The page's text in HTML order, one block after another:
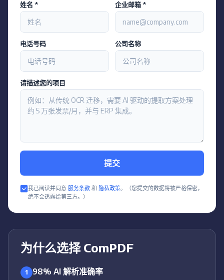
为什么选择 ComPDF
1
98% AI 解析准确率
姓名 * 企业邮箱 *
电话号码 公司名称
请描述您的项目
提交
我已阅读并同意 服务条款 和 隐私政策。（您提交的数据将被严格保密，
绝不会透露给第三方。）